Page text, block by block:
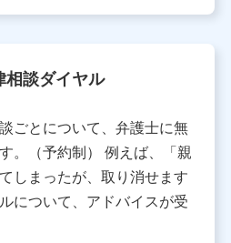
相談ダイヤル
ごとについて、弁護士に無
。（予約制） 例えば、「親
しまったが、取り消せます
について、アドバイスが受